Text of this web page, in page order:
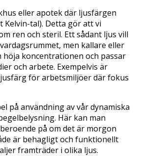
eller apotek där ljusfärgen
Kelvin-tal). Detta gör att vi
ren och steril. Ett sådant ljus vill
men kallare eller
koncentrationen och passar
och arbete. Exempelvis är
för arbetsmiljöer där fokus
på användning av vår dynamiska
Här kan man
på om det är morgon
är behagligt och funktionellt
framträder i olika ljus.